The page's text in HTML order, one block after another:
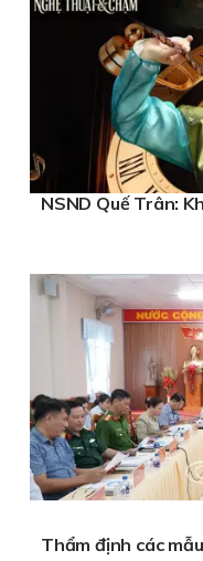
NSND Quế Trân:
Thẩm định các